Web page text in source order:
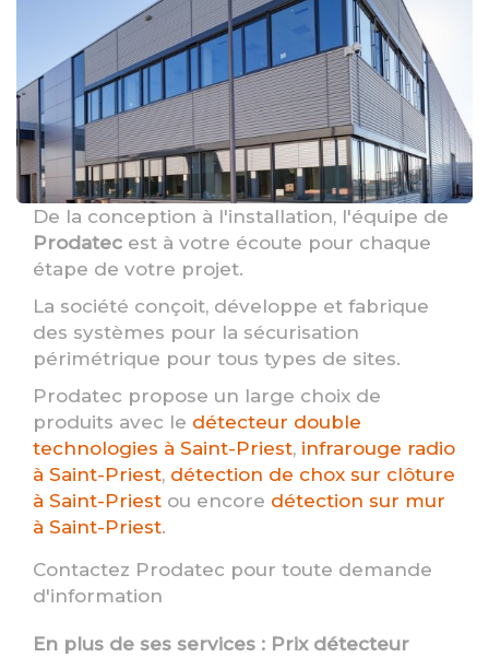
De la conception à l'installation, l'équipe de
Prodatec est à votre écoute pour chaque
étape de votre projet.
La société conçoit, développe et fabrique
des systèmes pour la sécurisation
périmétrique pour tous types de sites.
Prodatec propose un large choix de
produits avec le détecteur double
technologies à Saint-Priest, infrarouge radio
à Saint-Priest, détection de chox sur clôture
à Saint-Priest ou encore détection sur mur
à Saint-Priest.
Contactez Prodatec pour toute demande
d'information
En plus de ses services : Prix détecteur